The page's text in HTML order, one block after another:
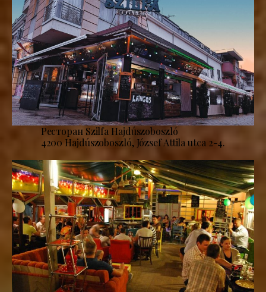
Ресторан Szilfa Hajdúszoboszló
4200 Hajdúszoboszló, József Attila utca 2-4.